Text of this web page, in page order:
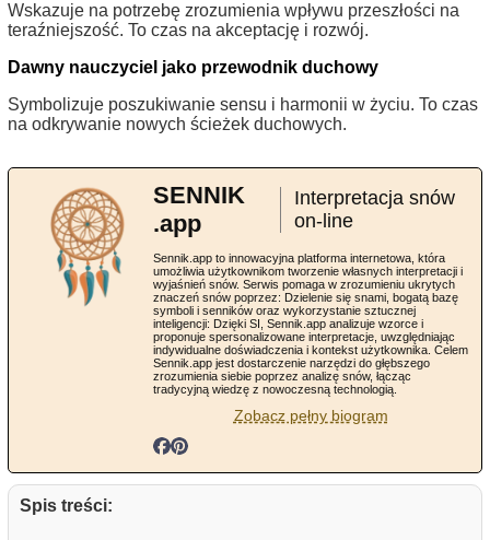
Wskazuje na potrzebę zrozumienia wpływu przeszłości na
teraźniejszość. To czas na akceptację i rozwój.
Dawny nauczyciel jako przewodnik duchowy
Symbolizuje poszukiwanie sensu i harmonii w życiu. To czas
na odkrywanie nowych ścieżek duchowych.
SENNIK
.app
Interpretacja snów
on-line
Sennik.app to innowacyjna platforma internetowa, która
umożliwia użytkownikom tworzenie własnych interpretacji i
wyjaśnień snów. Serwis pomaga w zrozumieniu ukrytych
znaczeń snów poprzez: Dzielenie się snami, bogatą bazę
symboli i senników oraz wykorzystanie sztucznej
inteligencji: Dzięki SI, Sennik.app analizuje wzorce i
proponuje spersonalizowane interpretacje, uwzględniając
indywidualne doświadczenia i kontekst użytkownika. Celem
Sennik.app jest dostarczenie narzędzi do głębszego
zrozumienia siebie poprzez analizę snów, łącząc
tradycyjną wiedzę z nowoczesną technologią.
Zobacz pełny biogram
Spis treści: